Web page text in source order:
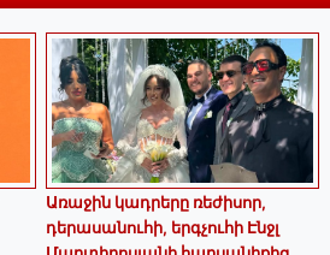
Առաջին կադրերը ռեժիսոր,
դերասանուհի, երգչուհի Էնջլ